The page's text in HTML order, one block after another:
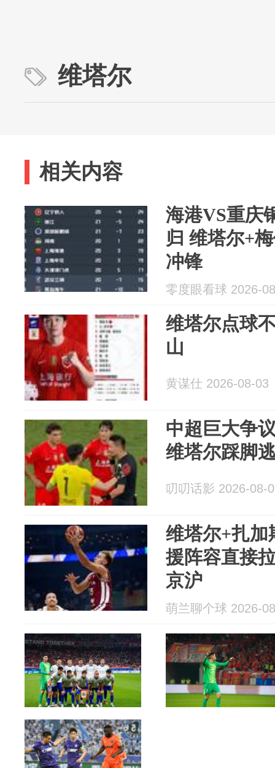
维塔尔
相关内容
海港VS重庆
归 维塔尔+
冲锋
零度眼看球 2026-
维塔尔点球
山
黄谋仕 2026-08-03
中超巨大争
维塔尔踩脚
叨叨话影 2026-08-
维塔尔+扎加
援阵容直接
京沪
萌兰聊个球 2026-